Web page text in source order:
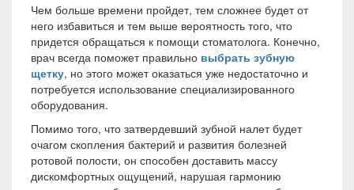
Чем больше времени пройдет, тем сложнее будет от
него избавиться и тем выше вероятность того, что
придется обращаться к помощи стоматолога. Конечно,
врач всегда поможет правильно выбрать зубную
щетку, но этого может оказаться уже недостаточно и
потребуется использование специализированного
оборудования.
Помимо того, что затвердевший зубной налет будет
очагом скопления бактерий и развития болезней
ротовой полости, он способен доставить массу
дискомфортных ощущений, нарушая гармонию